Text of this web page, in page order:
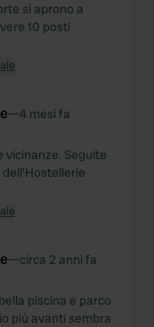
si aprono a
10 posti
—4 mesi fa
vicinanze. Seguite
—circa 2 anni fa
piscina e parco
più avanti sembra